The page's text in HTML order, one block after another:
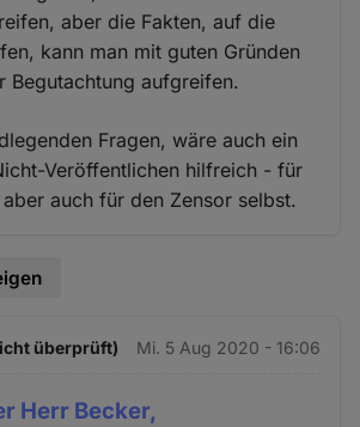
aber die Fakten, auf die
kann man mit guten Gründen
Begutachtung aufgreifen.
Fragen, wäre auch ein
Veröffentlichen hilfreich - für
auch für den Zensor selbst.
überprüft) Mi. 5 Aug 2020 - 16:06
Herr Becker,